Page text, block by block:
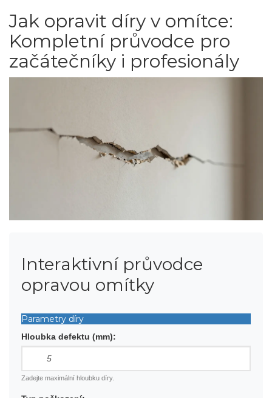
Jak opravit díry v omítce:
Kompletní průvodce pro
začátečníky i profesionály
Interaktivní průvodce
opravou omítky
Parametry díry
Hloubka defektu (mm):
Zadejte maximální hloubku díry.